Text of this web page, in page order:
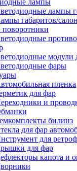
лампы
габаритов/
модули
фары
пленка
для фар
и
билинз
для фар
для
для фар
капота и